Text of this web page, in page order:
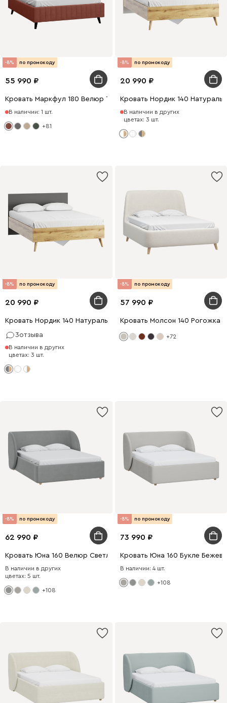
-8% по промокоду
55 990
Кровать Маркфул 180 Велюр Терракотовый
В наличии: 1 шт.
+81
-8% по промокоду
20 990
Кровать Нордик 140
В наличии в других
цветах: 3 шт.
-8% по промокоду
20 990
Кровать Нордик 140 Натуральный Серый
3отзыва
В наличии в других
цветах: 3 шт.
-8% по промокоду
57 990
Кровать Молсон 140 Рогожка
+72
-8% по промокоду
62 990
Кровать Юна 160 Велюр Светло-серый
В наличии в других
цветах: 5 шт.
+108
-8% по промокоду
73 990
Кровать Юна 160 Букле
В наличии: 4 шт.
+108